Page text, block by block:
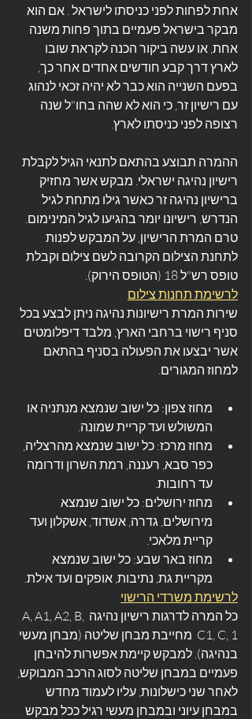
אחת לפחות לפני כניסתו לישראל . אם הוא
מבקר בישראל פעמיים בתוך פחות משנה
אחת, או עשה ביקור הכנה לקראת שובו
לארץ דרך קבע חודשים אחדים אחר כך,
בפעם השנייה הוא כבר לא יהיה זכאי לנהוג
עם רישיון זר, כי הוא לא שהה בחו"ל שנה
רצופה לפני כניסתו לארץ.
ההמרה תבוצע בהתאם לתנאי הגיל לקבלת
רישיון נהיגה ישראלי. מבקש אשר מחזיק
ברישיון נהיגה זר כאשר גילו מתחת לגיל
הנדרש, רישיונו יומר בהגיעו לגיל המינימום.
טרם המרת הרישיון, על המבקש לפנות
לתחנת הצילום הקרובה לשם צילום וקבלת
טופס רש"ל 18 (הטופס הירוק).
לרשימת תחנות צילום
שירות המרת רישיונות נהיגה ניתן לבצע בכל
סניף רישוי ברחבי הארץ, מלבד דיפלומטים
אשר יבצעו את הפעולה בסניף בהתאם
למחוז המגורים.
מחוז צפון: כל ישוב שנמצא מנתניה או
המשולש ועד קריית שמונה.
מחוז מרכז: כל ישוב שנמצא מהרצליה,
כפר סבא, רעננה, רמת השרון ודרומה
עד רחובות.
מחוז ירושלים: כל ישוב שנמצא
מירושלים, גדרה, אשדוד, אשקלון ועד
קריית מלאכי.
מחוז באר שבע: כל ישוב שנמצא
מקריית גת, נתיבות, אופקים ועד אילת.
לרשימת משרדי הרישוי
כל המרה לדרגות רישיון נהיגה A, A1, A2, B,
C1, C, 1  מחייבת מבחן שליטה (מבחן מעשי
בנהיגה). למבקש קיימת אפשרות להיבחן
פעמיים במבחן שליטה לסוג הרכב המבוקש,
לאחר שני כישלונות, עליו לעמוד מחדש
במבחן עיוני ובמבחן מעשי רגיל ככל מבקש